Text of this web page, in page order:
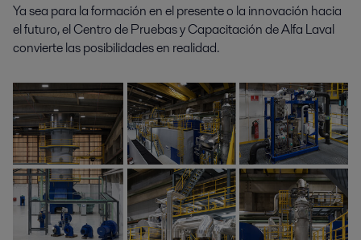
Ya sea para la formación en el presente o la innovación hacia
el futuro, el Centro de Pruebas y Capacitación de Alfa Laval
convierte las posibilidades en realidad.